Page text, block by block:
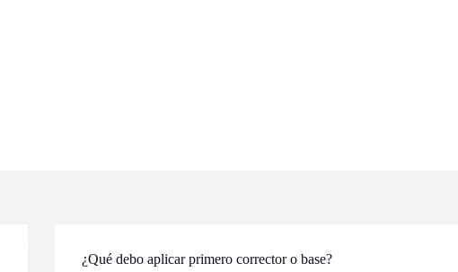
¿Qué debo aplicar primero corrector o base?